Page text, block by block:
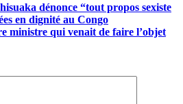
dénonce “tout propos sexiste
en dignité au Congo
ministre qui venait de faire l’objet